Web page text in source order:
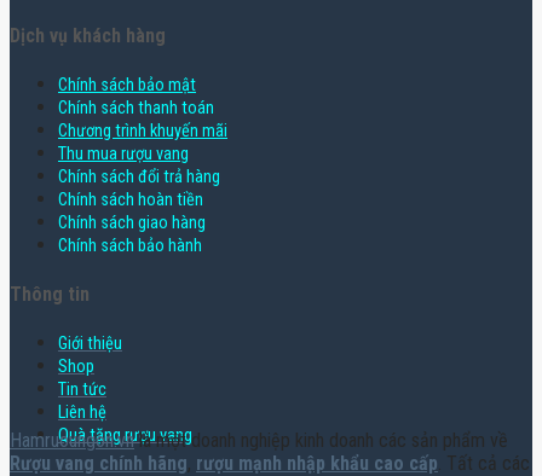
Dịch vụ khách hàng
Chính sách bảo mật
Chính sách thanh toán
Chương trình khuyến mãi
Thu mua rượu vang
Chính sách đổi trả hàng
Chính sách hoàn tiền
Chính sách giao hàng
Chính sách bảo hành
Thông tin
Giới thiệu
Shop
Tin tức
Liên hệ
Quà tặng rượu vang
Hamruoungon.vnlà một doanh nghiệp kinh doanh các sản phẩm về
Rượu vang chính hãng, rượu mạnh nhập khẩu cao cấp. Tất cả các